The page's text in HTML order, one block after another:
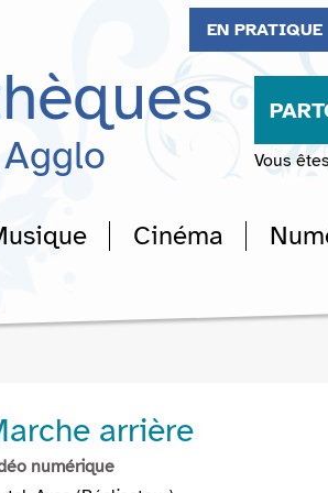
EN PRATIQUE
Vous
Cinéma
arrière
numérique